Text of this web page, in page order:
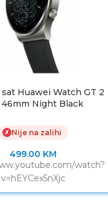
Huawei Watch GT 2
46mm Night Black
✗ Nije na zalihi
499.00 KM
watch?
v=hEYCex5nXjc